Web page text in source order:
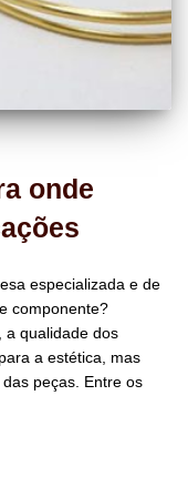
onde
especializada e de
componente?
a qualidade dos
a estética, mas
peças. Entre os